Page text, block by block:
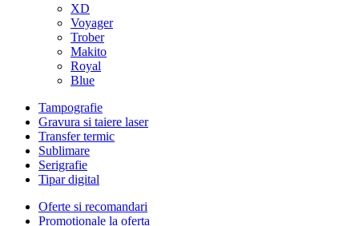
XD
Voyager
Trober
Makito
Royal
Blue
Tampografie
Gravura si taiere laser
Transfer termic
Sublimare
Serigrafie
Tipar digital
Oferte si recomandari
Promotionale la oferta